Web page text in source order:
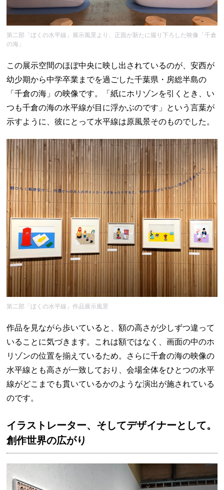
第二部「ぼくの水平線」展示風景より、正面が新たに撮り下ろした映像「千倉
の海」
この展示空間のほぼ中央に映し出されているのが、安西が
幼少期から中学卒業までを過ごした千葉県・房総半島の
「千倉の海」の映像です。「紙にホリゾンを引くとき、い
つも千倉の海の水平線が目に浮かぶのです」という言葉が
示すように、彼にとって水平線は原風景そのものでした。
第二部「ぼくの水平線」作品展示風景
作品を見ながら歩いていると、額の高さが少しずつ違って
いることに気づきます。これは額ではなく、画面の中のホ
リゾンの位置を揃えているため。さらに千倉の海の映像の
水平線とも高さが一致しており、会場全体をひとつの水平
線がどこまでも貫いているかのような演出が施されている
のです。
イラストレーター、そしてデザイナーとして。
創作世界の広がり